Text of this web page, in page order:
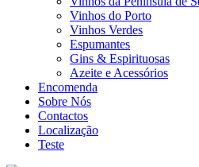
Vinhos do Porto
Vinhos Verdes
Espumantes
Gins & Espirituosas
Azeite e Acessórios
Encomenda
Sobre Nós
Contactos
Localização
Teste